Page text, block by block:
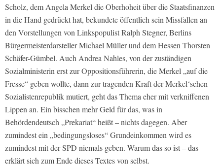
Scholz, dem Angela Merkel die Oberhoheit über die Staatsfinanzen
in die Hand gedrückt hat, bekundete öffentlich sein Missfallen an
den Vorstellungen von Linkspopulist Ralph Stegner, Berlins
Bürgermeisterdarsteller Michael Müller und dem Hessen Thorsten
Schäfer-Gümbel. Auch Andrea Nahles, von der zuständigen
Sozialministerin erst zur Oppositionsführerin, die Merkel „auf die
Fresse“ geben wollte, dann zur tragenden Kraft der Merkel‘schen
Sozialistenrepublik mutiert, geht das Thema eher mit verkniffenen
Lippen an. Ein bisschen mehr Geld für das, was in
Behördendeutsch „Prekariat“ heißt – nichts dagegen. Aber
zumindest ein „bedingungsloses“ Grundeinkommen wird es
zumindest mit der SPD niemals geben. Warum das so ist – das
erklärt sich zum Ende dieses Textes von selbst.